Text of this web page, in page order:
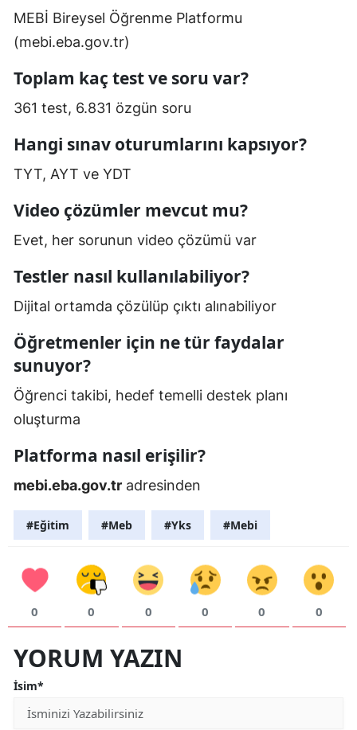
MEBİ Bireysel Öğrenme Platformu
(mebi.eba.gov.tr)
Toplam kaç test ve soru var?
361 test, 6.831 özgün soru
Hangi sınav oturumlarını kapsıyor?
TYT, AYT ve YDT
Video çözümler mevcut mu?
Evet, her sorunun video çözümü var
Testler nasıl kullanılabiliyor?
Dijital ortamda çözülüp çıktı alınabiliyor
Öğretmenler için ne tür faydalar
sunuyor?
Öğrenci takibi, hedef temelli destek planı
oluşturma
Platforma nasıl erişilir?
mebi.eba.gov.tr adresinden
#Eğitim #Meb #Yks #Mebi
0 0 0 0 0 0
YORUM YAZIN
İsim*